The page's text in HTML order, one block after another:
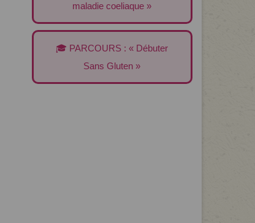
maladie coeliaque »
🎓 PARCOURS : « Débuter
Sans Gluten »